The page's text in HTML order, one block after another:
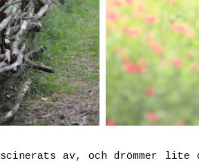
av, och drömmer lite